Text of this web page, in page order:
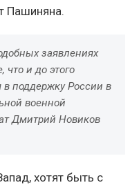
Пашиняна.
заявлениях
что и до этого
поддержку России в
военной
Дмитрий Новиков
хотят быть с